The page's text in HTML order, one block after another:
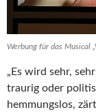
Werbung für das Musical
„Es wird sehr,
traurig oder
hemmungslos,